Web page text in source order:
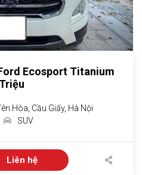
Ecosport Titanium
Hòa, Cầu Giấy, Hà Nội
SUV
Liên hệ